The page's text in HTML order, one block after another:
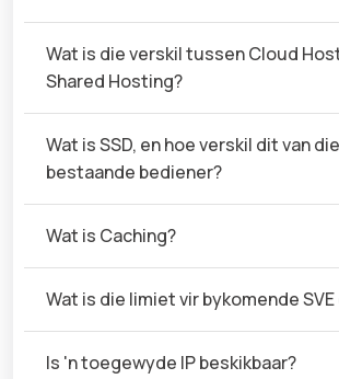
Wat is die verskil tussen Cloud
Shared Hosting?
Wat is SSD, en hoe verskil dit van die
bestaande bediener?
Wat is Caching?
Wat is die limiet vir bykomende SVE
Is 'n toegewyde IP beskikbaar?